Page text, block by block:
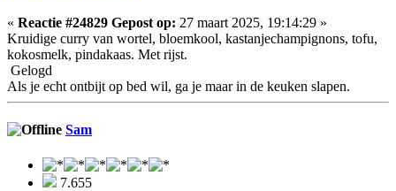
« Reactie #24829 Gepost op: 27 maart 2025, 19:14:29 »
Kruidige curry van wortel, bloemkool, kastanjechampignons, tofu,
kokosmelk, pindakaas. Met rijst.
Gelogd
Als je echt ontbijt op bed wil, ga je maar in de keuken slapen.
Sam
7.655